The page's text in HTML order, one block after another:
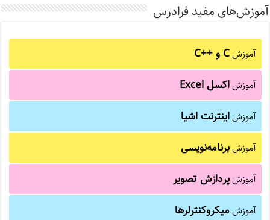
آموزش‌های مفید فرادرس
آموزشC و C++‎
آموزشاکسل Excel
آموزشاینترنت اشیا
آموزشبرنامه‌نویسی
آموزشپردازش تصویر
آموزشمیکروکنترلرها